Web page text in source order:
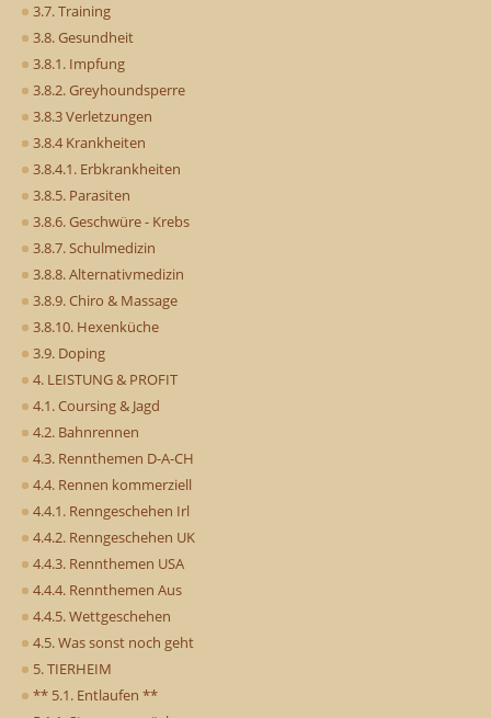
3.7. Training
3.8. Gesundheit
3.8.1. Impfung
3.8.2. Greyhoundsperre
3.8.3 Verletzungen
3.8.4 Krankheiten
3.8.4.1. Erbkrankheiten
3.8.5. Parasiten
3.8.6. Geschwüre - Krebs
3.8.7. Schulmedizin
3.8.8. Alternativmedizin
3.8.9. Chiro & Massage
3.8.10. Hexenküche
3.9. Doping
4. LEISTUNG & PROFIT
4.1. Coursing & Jagd
4.2. Bahnrennen
4.3. Rennthemen D-A-CH
4.4. Rennen kommerziell
4.4.1. Renngeschehen Irl
4.4.2. Renngeschehen UK
4.4.3. Rennthemen USA
4.4.4. Rennthemen Aus
4.4.5. Wettgeschehen
4.5. Was sonst noch geht
5. TIERHEIM
** 5.1. Entlaufen **